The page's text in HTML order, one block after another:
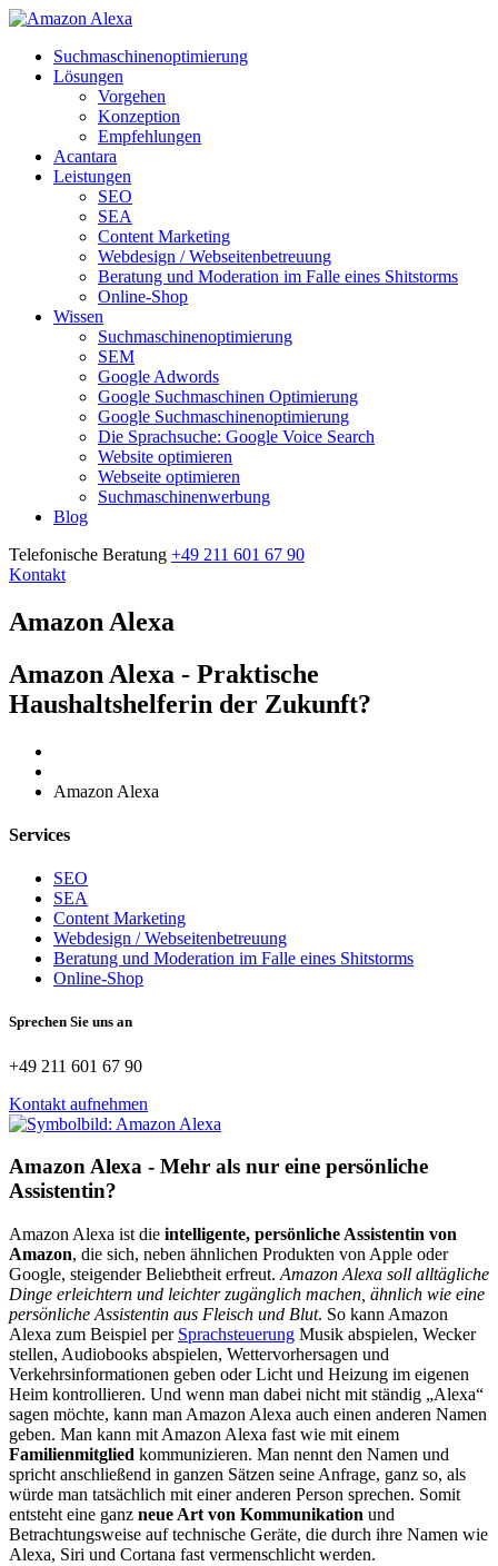
Suchmaschinenoptimierung
Lösungen
Vorgehen
Konzeption
Empfehlungen
Acantara
Leistungen
SEO
SEA
Content Marketing
Webdesign / Webseitenbetreuung
Beratung und Moderation im Falle eines Shitstorms
Online-Shop
Wissen
Suchmaschinenoptimierung
SEM
Google Adwords
Google Suchmaschinen Optimierung
Google Suchmaschinenoptimierung
Die Sprachsuche: Google Voice Search
Website optimieren
Webseite optimieren
Suchmaschinenwerbung
Blog
Telefonische Beratung +49 211 601 67 90
Kontakt
Amazon Alexa
Amazon Alexa - Praktische
Haushaltshelferin der Zukunft?
Amazon Alexa
Services
SEO
SEA
Content Marketing
Webdesign / Webseitenbetreuung
Beratung und Moderation im Falle eines Shitstorms
Online-Shop
Sprechen Sie uns an
+49 211 601 67 90
Kontakt aufnehmen
Amazon Alexa - Mehr als nur eine persönliche
Assistentin?
Amazon Alexa ist die intelligente, persönliche Assistentin von
Amazon, die sich, neben ähnlichen Produkten von Apple oder
Google, steigender Beliebtheit erfreut. Amazon Alexa soll alltägliche
Dinge erleichtern und leichter zugänglich machen, ähnlich wie eine
persönliche Assistentin aus Fleisch und Blut. So kann Amazon
Alexa zum Beispiel per Sprachsteuerung Musik abspielen, Wecker
stellen, Audiobooks abspielen, Wettervorhersagen und
Verkehrsinformationen geben oder Licht und Heizung im eigenen
Heim kontrollieren. Und wenn man dabei nicht mit ständig „Alexa“
sagen möchte, kann man Amazon Alexa auch einen anderen Namen
geben. Man kann mit Amazon Alexa fast wie mit einem
Familienmitglied kommunizieren. Man nennt den Namen und
spricht anschließend in ganzen Sätzen seine Anfrage, ganz so, als
würde man tatsächlich mit einer anderen Person sprechen. Somit
entsteht eine ganz neue Art von Kommunikation und
Betrachtungsweise auf technische Geräte, die durch ihre Namen wie
Alexa, Siri und Cortana fast vermenschlicht werden.